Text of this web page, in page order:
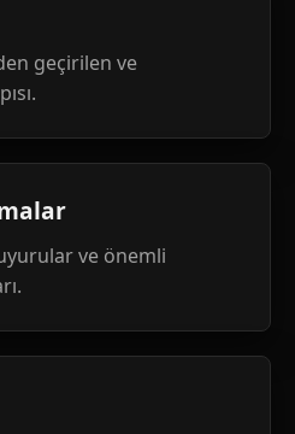
geçirilen ve
ve önemli